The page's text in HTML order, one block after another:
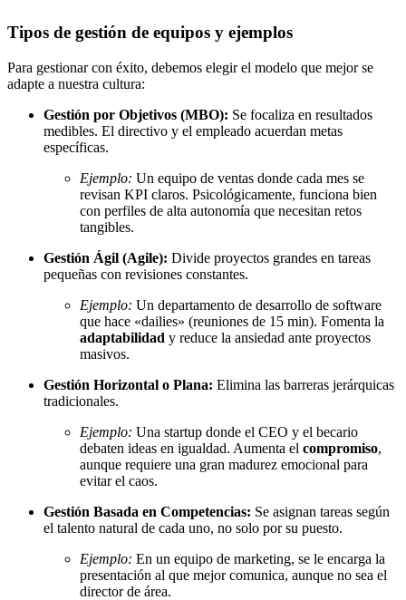
Tipos de gestión de equipos y ejemplos
Para gestionar con éxito, debemos elegir el modelo que mejor se
adapte a nuestra cultura:
Gestión por Objetivos (MBO): Se focaliza en resultados
medibles. El directivo y el empleado acuerdan metas
específicas.
Ejemplo: Un equipo de ventas donde cada mes se
revisan KPI claros. Psicológicamente, funciona bien
con perfiles de alta autonomía que necesitan retos
tangibles.
Gestión Ágil (Agile): Divide proyectos grandes en tareas
pequeñas con revisiones constantes.
Ejemplo: Un departamento de desarrollo de software
que hace «dailies» (reuniones de 15 min). Fomenta la
adaptabilidad y reduce la ansiedad ante proyectos
masivos.
Gestión Horizontal o Plana: Elimina las barreras jerárquicas
tradicionales.
Ejemplo: Una startup donde el CEO y el becario
debaten ideas en igualdad. Aumenta el compromiso,
aunque requiere una gran madurez emocional para
evitar el caos.
Gestión Basada en Competencias: Se asignan tareas según
el talento natural de cada uno, no solo por su puesto.
Ejemplo: En un equipo de marketing, se le encarga la
presentación al que mejor comunica, aunque no sea el
director de área.